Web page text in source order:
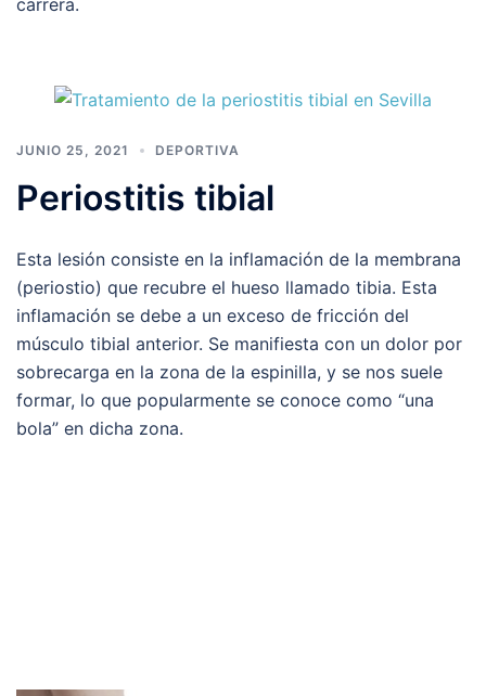
carrera.
JUNIO 25, 2021 DEPORTIVA
Periostitis tibial
Esta lesión consiste en la inflamación de la membrana
(periostio) que recubre el hueso llamado tibia. Esta
inflamación se debe a un exceso de fricción del
músculo tibial anterior. Se manifiesta con un dolor por
sobrecarga en la zona de la espinilla, y se nos suele
formar, lo que popularmente se conoce como “una
bola” en dicha zona.